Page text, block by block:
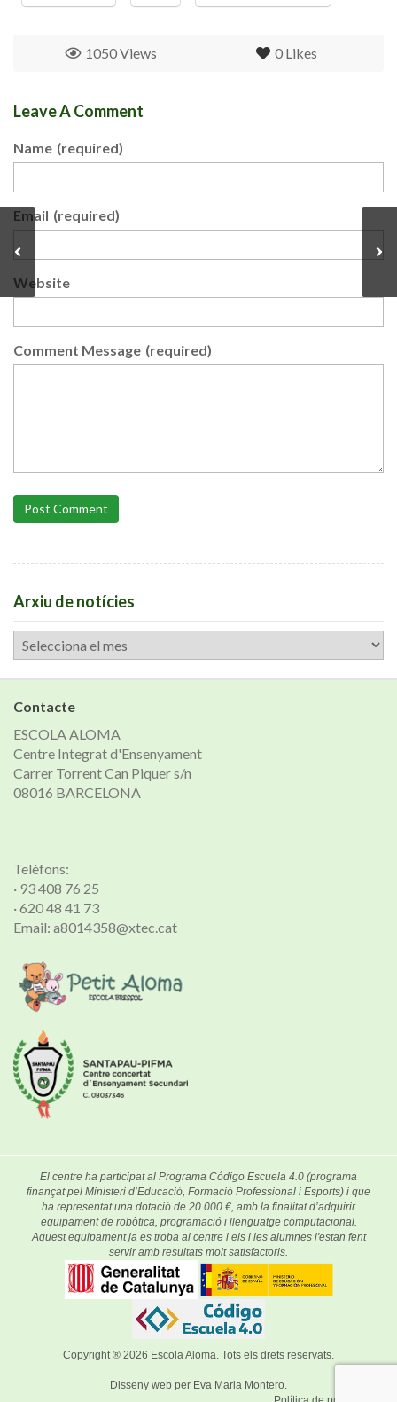
0 Likes
1050 Views
Leave A Comment
Name (required)
Email (required)
Website
Comment Message (required)
Post Comment
Arxiu de notícies
Arxiu
de
notícies
Contacte
ESCOLA ALOMA
Centre Integrat d'Ensenyament
Carrer Torrent Can Piquer s/n
08016 BARCELONA
Telèfons:
· 93 408 76 25
· 620 48 41 73
Email: a8014358@xtec.cat
El centre ha participat al Programa Código Escuela 4.0 (programa
finançat pel Ministeri d’Educació, Formació Professional i Esports) i que
ha representat una dotació de 20.000 €, amb la finalitat d’adquirir
equipament de robòtica, programació i llenguatge computacional.
Aquest equipament ja es troba al centre i els i les alumnes l'estan fent
servir amb resultats molt satisfactoris.
Copyright ® 2026 Escola Aloma. Tots els drets reservats.
Disseny web per Eva Maria Montero.